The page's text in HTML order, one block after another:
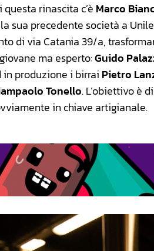
rinascita c’è Marco
sua precedente società a
di via Catania 39/a,
ma esperto:Guido
in produzione i birrai Pietro
Tonello. L’obiettivo è
in chiave artigianale.